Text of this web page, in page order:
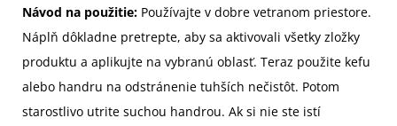
Návod na použitie: Používajte v dobre vetranom priestore.
Náplň dôkladne pretrepte, aby sa aktivovali všetky zložky
produktu a aplikujte na vybranú oblasť. Teraz použite kefu
alebo handru na odstránenie tuhších nečistôt. Potom
starostlivo utrite suchou handrou. Ak si nie ste istí